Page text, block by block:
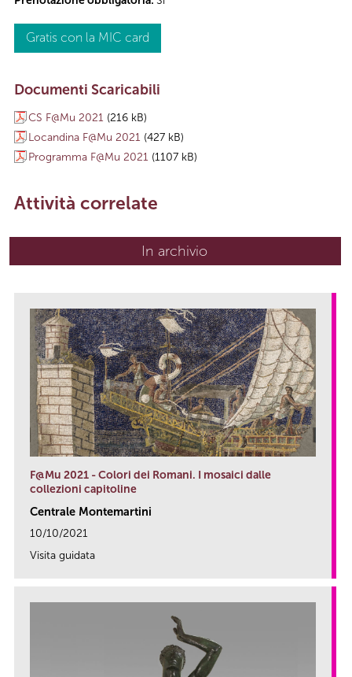
Gratis con la MIC card
Documenti Scaricabili
CS F@Mu 2021 (216 kB)
Locandina F@Mu 2021 (427 kB)
Programma F@Mu 2021 (1107 kB)
Attività correlate
In archivio
F@Mu 2021 - Colori dei Romani. I mosaici dalle
collezioni capitoline
Centrale Montemartini
10/10/2021
Visita guidata